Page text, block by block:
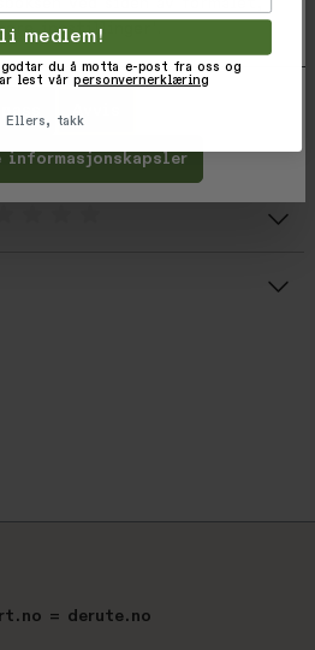
= derute.no
ved siden av formålet,
innstillinger'.
informasjonskapsler
medlem!
godtar du å motta e-post fra oss og
lest vårpersonvernerklæring
Ellers, takk